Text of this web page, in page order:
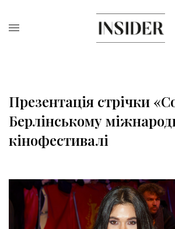
Презентація стрічки
Берлінському
кінофестивалі